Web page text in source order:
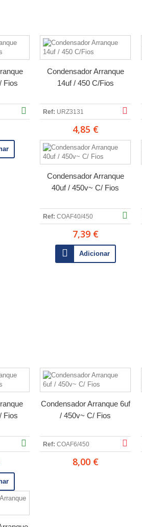
Fios
Condensador Arranque
14uf / 450 C/Fios
Ref: URZ3131
4,85 €
Condensador Arranque
40uf / 450v~ C/ Fios
Ref: COAF40/450
7,39 €
Adicionar
Fios
Condensador Arranque 6uf
/ 450v~ C/ Fios
Ref: COAF6/450
8,00 €